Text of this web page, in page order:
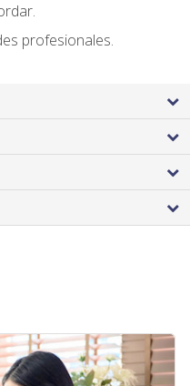
profesionales.